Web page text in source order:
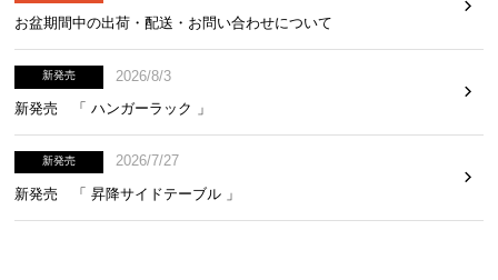
お盆期間中の出荷・配送・お問い合わせについて
新発売
2026/8/3
新発売 「 ハンガーラック 」
新発売
2026/7/27
新発売 「 昇降サイドテーブル 」